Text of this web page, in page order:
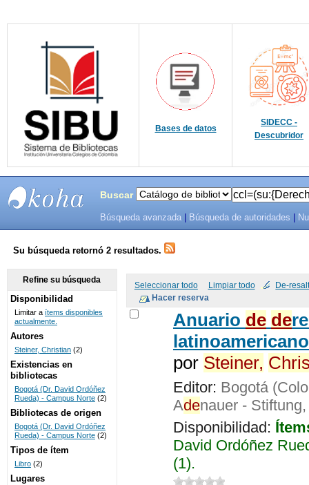
Bases de datos
SIDECC -
Descubridor
SISTEMAS
DE
BIBLIOTECAS
UNICOC
Buscar
Búsqueda avanzada Búsqueda de autoridades
Su búsqueda retornó 2 resultados.
Seleccionar todo Limpiar todo De-
Anuario de de
por Steiner,
Editor: Bogotá
Adenauer -
Disponibilidad:
David Ordóñez
(1).
Refine su búsqueda
Disponibilidad
Limitar a ítems disponibles
actualmente.
Autores
Steiner, Christian (2)
Existencias en
bibliotecas
Bogotá (Dr. David Ordóñez
Rueda) - Campus Norte (2)
Bibliotecas de origen
Bogotá (Dr. David Ordóñez
Rueda) - Campus Norte (2)
Tipos de ítem
Libro (2)
Lugares